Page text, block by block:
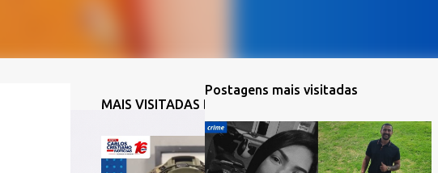
MAIS VISITADAS DA SEMANA
Postagens mais visitadas